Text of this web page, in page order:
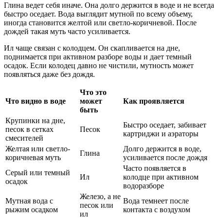
Глина ведет себя иначе. Она долго держится в воде и не всегда
быстро оседает. Вода выглядит мутной по всему объему,
иногда становится желтой или светло-коричневой. После
дождей такая муть часто усиливается.
Ил чаще связан с колодцем. Он скапливается на дне,
поднимается при активном разборе воды и дает темный
осадок. Если колодец давно не чистили, мутность может
появляться даже без дождя.
Что видно в воде
Что это
может
быть
Как проявляется
Крупинки на дне,
песок в сетках
смесителей
Песок
Быстро оседает, забивает
картриджи и аэраторы
Желтая или светло-
коричневая муть
Глина
Долго держится в воде,
усиливается после дождя
Серый или темный
осадок
Ил
Часто появляется в
колодце при активном
водоразборе
Мутная вода с
рыжим осадком
Железо, а не
песок или
ил
Вода темнеет после
контакта с воздухом